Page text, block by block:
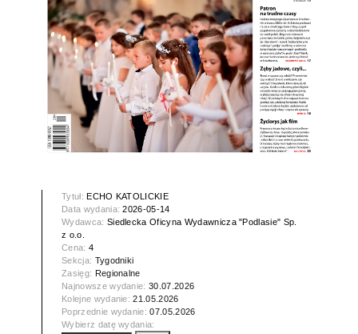
Tytuł:ECHO KATOLICKIE
Data wydania:2026-05-14
Wydawca: Siedlecka Oficyna Wydawnicza "Podlasie" Sp.
z o.o.
Cena: 4
Sekcja: Tygodniki
Zasięg: Regionalne
Najnowsze wydanie:30.07.2026
Kolejne wydanie:21.05.2026
Poprzednie wydanie:07.05.2026
Wybierz datę wydania: